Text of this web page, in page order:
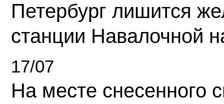
Петербург лишится
станции Навалочной
17/07
На месте снесенного